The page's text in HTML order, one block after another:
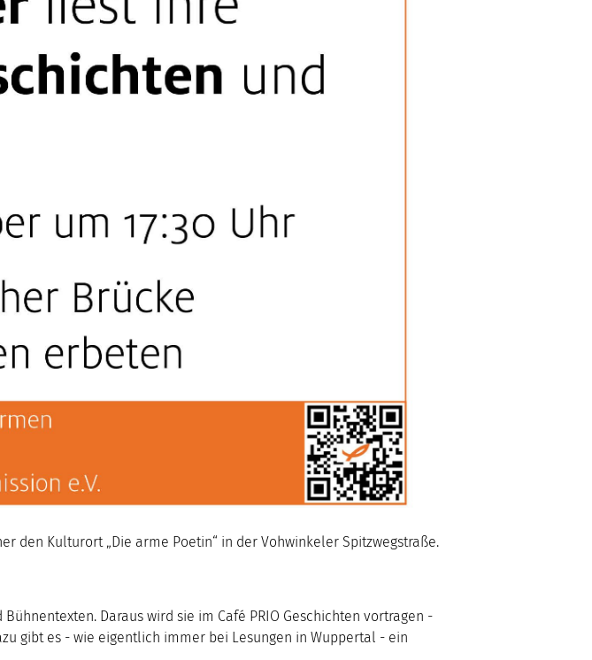
den Kulturort „Die arme Poetin“ in der Vohwinkeler Spitzwegstraße.
Daraus wird sie im Café PRIO Geschichten vortragen -
gibt es - wie eigentlich immer bei Lesungen in Wuppertal - ein